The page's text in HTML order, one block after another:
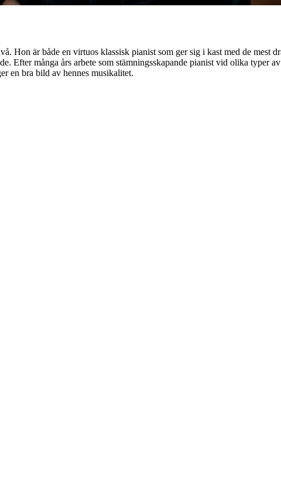
Hon är både en virtuos klassisk pianist som ger sig i kast med de mest
Efter många års arbete som stämningsskapande pianist vid olika typer
en bra bild av hennes musikalitet.